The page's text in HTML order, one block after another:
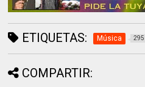
ETIQUETAS: Música 295
COMPARTIR: